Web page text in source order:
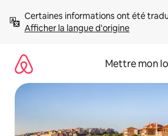
directement
Afficher la langue d'origine
Mettre mon